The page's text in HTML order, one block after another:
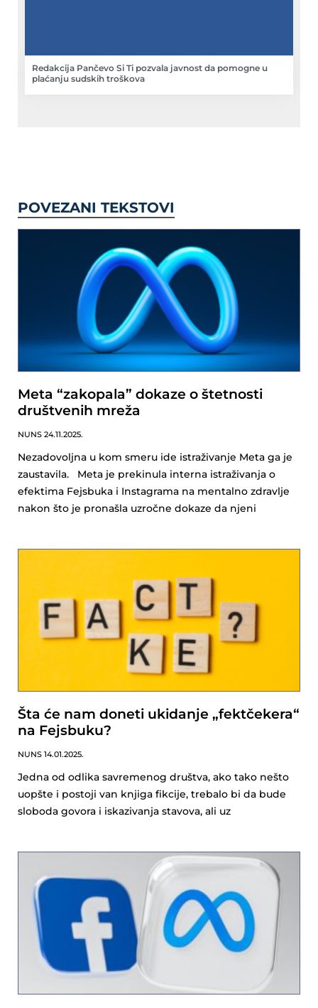
Redakcija Pančevo Si Ti pozvala javnost da pomogne u
plaćanju sudskih troškova
POVEZANI TEKSTOVI
Meta “zakopala” dokaze o štetnosti
društvenih mreža
NUNS 24.11.2025.
Nezadovoljna u kom smeru ide istraživanje Meta ga je
zaustavila. Meta je prekinula interna istraživanja o
efektima Fejsbuka i Instagrama na mentalno zdravlje
nakon što je pronašla uzročne dokaze da njeni
Šta će nam doneti ukidanje „fektčekera“
na Fejsbuku?
NUNS 14.01.2025.
Jedna od odlika savremenog društva, ako tako nešto
uopšte i postoji van knjiga fikcije, trebalo bi da bude
sloboda govora i iskazivanja stavova, ali uz